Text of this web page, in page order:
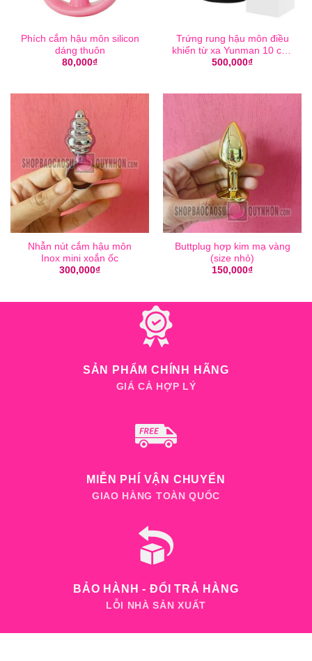
Phích cắm hậu môn silicon
dáng thuôn
80,000₫
Trứng rung hậu môn điều
khiển từ xa Yunman 10 chế
độ
500,000₫
Nhẫn nút cắm hậu môn
Inox mini xoắn ốc
300,000₫
Buttplug hợp kim mạ vàng
(size nhỏ)
150,000₫
SẢN PHẨM CHÍNH HÃNG
GIÁ CẢ HỢP LÝ
MIỄN PHÍ VẬN CHUYỂN
GIAO HÀNG TOÀN QUỐC
BẢO HÀNH - ĐỔI TRẢ HÀNG
LỖI NHÀ SẢN XUẤT